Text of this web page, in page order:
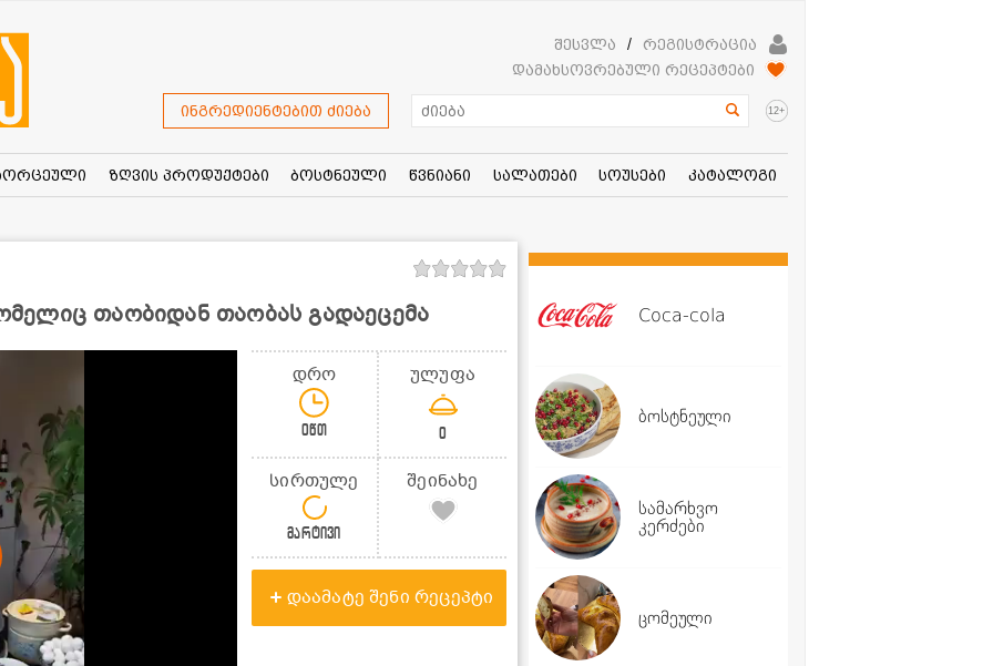
შესვლა /
რეგისტრაცია
დამახსოვრებული რეცეპტები
ინგრედიენტებით ძიება 12+
ზღვის პროდუქტები ბოსტნეული წვნიანი სალათები სოუსები კატალოგი
თაობიდან თაობას გადაეცემა
დრო
0წთ
ულუფა
0
სირთულე
მარტივი
შეინახე
დაამატე შენი რეცეპტი
Coca-cola
ბოსტნეული
სამარხვო
კერძები
ცომეული